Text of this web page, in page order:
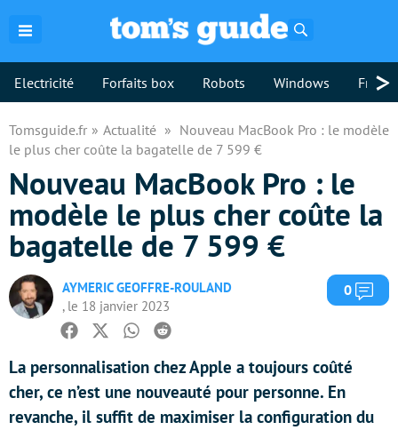
Electricité Forfaits box Robots Windows >
Tomsguide.fr Actualité
Nouveau MacBook Pro : le modèle
le plus cher coûte la bagatelle de 7 599 €
Nouveau MacBook Pro : le
modèle le plus cher coûte la
bagatelle de 7 599 €
AYMERIC GEOFFRE-ROULAND
, le 18 janvier 2023
0
Facebook
TwitterWhatsapp
Reddit
La personnalisation chez Apple a toujours coûté
cher, ce n’est une nouveauté pour personne. En
revanche, il suffit de maximiser la configuration du